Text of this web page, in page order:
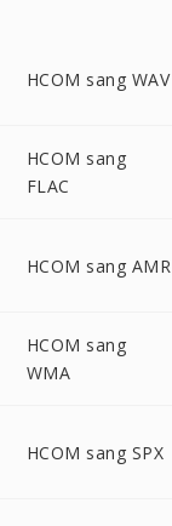
HCOM sang WAV
HCOM sang
FLAC
HCOM sang AMR
HCOM sang
WMA
HCOM sang SPX